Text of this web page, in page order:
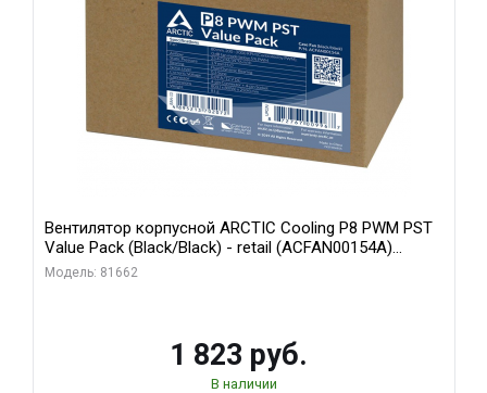
Вентилятор корпусной ARCTIC Cooling P8 PWM PST
Value Pack (Black/Black) - retail (ACFAN00154A)
(702072)
Модель: 81662
1 823 руб.
В наличии